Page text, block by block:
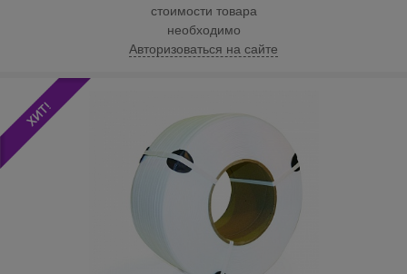
стоимости товара
необходимо
Авторизоваться на сайте